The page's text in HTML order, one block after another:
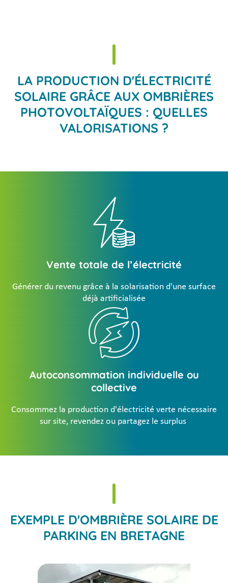
LA PRODUCTION D'ÉLECTRICITÉ
SOLAIRE GRÂCE AUX OMBRIÈRES
PHOTOVOLTAÏQUES : QUELLES
VALORISATIONS ?
Vente totale de l’électricité
Générer du revenu grâce à la solarisation d'une surface
déjà artificialisée
Autoconsommation individuelle ou
collective
Consommez la production d'électricité verte nécessaire
sur site, revendez ou partagez le surplus
EXEMPLE D'OMBRIÈRE SOLAIRE DE
PARKING EN BRETAGNE